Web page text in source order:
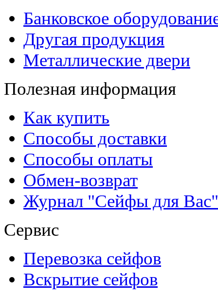
Банковское
Другая продукция
Металлические двери
Полезная информация
Как купить
Способы доставки
Способы оплаты
Обмен-возврат
Журнал "Сейфы для Вас"
Сервис
Перевозка сейфов
Вскрытие сейфов